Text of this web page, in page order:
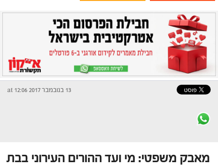
13 בנובמבר 2017 at 12:06
מאבק משפטי: מי ועד ההורים העירוני בבת